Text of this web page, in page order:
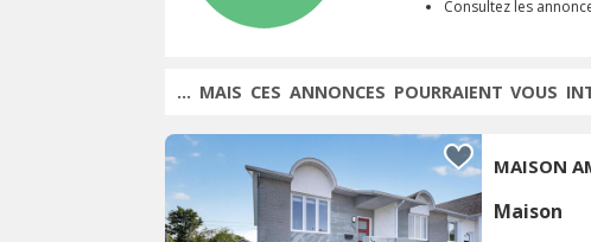
Consultez les
... MAIS CES ANNONCES POURRAIENT VOUS
MAISON
Maison